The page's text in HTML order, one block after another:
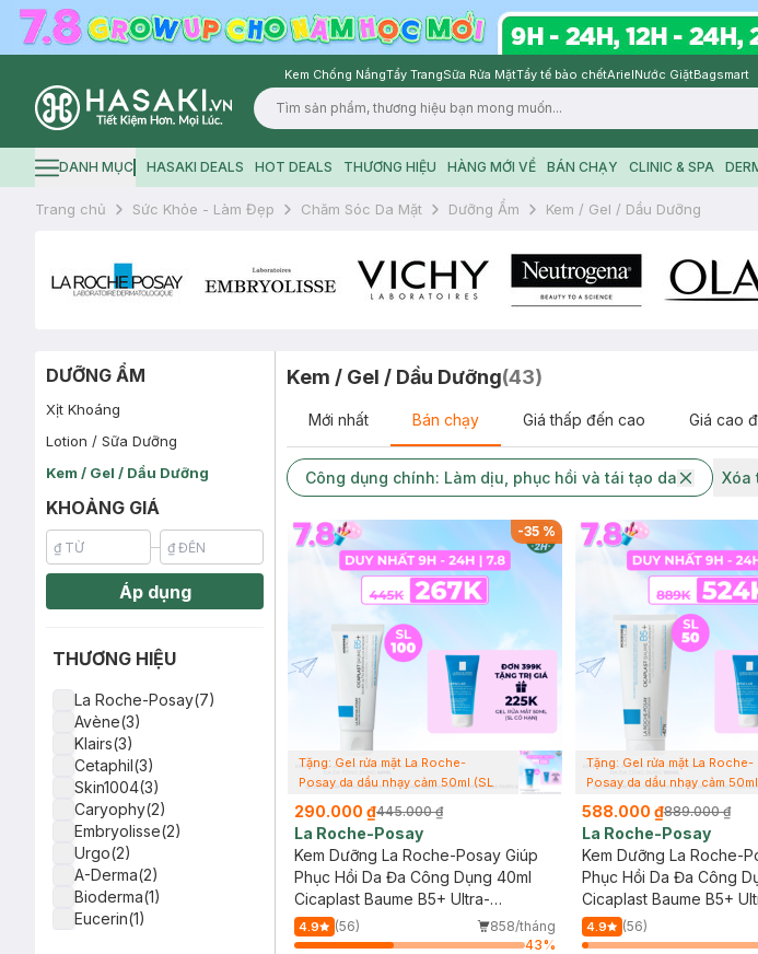
Kem Chống NắngTẩy TrangSữa Rửa MặtTẩy tế bào chếtArielNước GiặtBagsmart
Logo
Hamburger icon
DANH MỤC HASAKI DEALS HOT DEALS THƯƠNG HIỆU HÀNG MỚI VỀ BÁN CHẠY CLINIC & SPA
Trang chủ Sức Khỏe - Làm Đẹp Chăm Sóc Da Mặt Dưỡng Ẩm Kem / Gel / Dầu Dưỡng
DƯỠNG ẨM
Xịt Khoáng
Lotion / Sữa Dưỡng
Kem / Gel / Dầu Dưỡng
KHOẢNG GIÁ
Áp dụng
THƯƠNG HIỆU
La Roche-Posay(7)
Avène(3)
Klairs(3)
Cetaphil(3)
Skin1004(3)
Caryophy(2)
Embryolisse(2)
Urgo(2)
A-Derma(2)
Bioderma(1)
Eucerin(1)
Kem / Gel / Dầu Dưỡng(43)
Mới nhất Bán chạy Giá thấp đến cao Giá cao
Công dụng chính: Làm dịu, phục hồi và tái tạo da Xóa
-35%
Tặng: Gel rửa mặt La Roche-
Posay da dầu nhạy cảm 50ml (SL
290.000 ₫445.000 ₫
La Roche-Posay
Kem Dưỡng La Roche-Posay Giúp
Phục Hồi Da Đa Công Dụng 40ml
Cicaplast Baume B5+ Ultra-
Repairing Soothing Balm
4.9 (56)
858/tháng
43%
Tặng: Gel rửa mặt La Roche-
Posay da dầu nhạy cảm 50ml
588.000 ₫889.000 ₫
La Roche-Posay
Kem Dưỡng La Roche-
Phục Hồi Da Đa Công
Cicaplast Baume B5+
Repairing Soothing Balm
4.9 (56)